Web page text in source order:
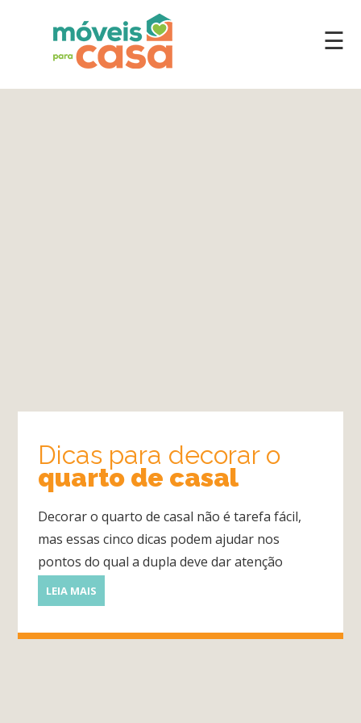
Lavanderia
Quarto
Por
☰
Dicas para decorar o
quarto de casal
Decorar o quarto de casal não é tarefa fácil,
mas essas cinco dicas podem ajudar nos
pontos do qual a dupla deve dar atenção
LEIA MAIS